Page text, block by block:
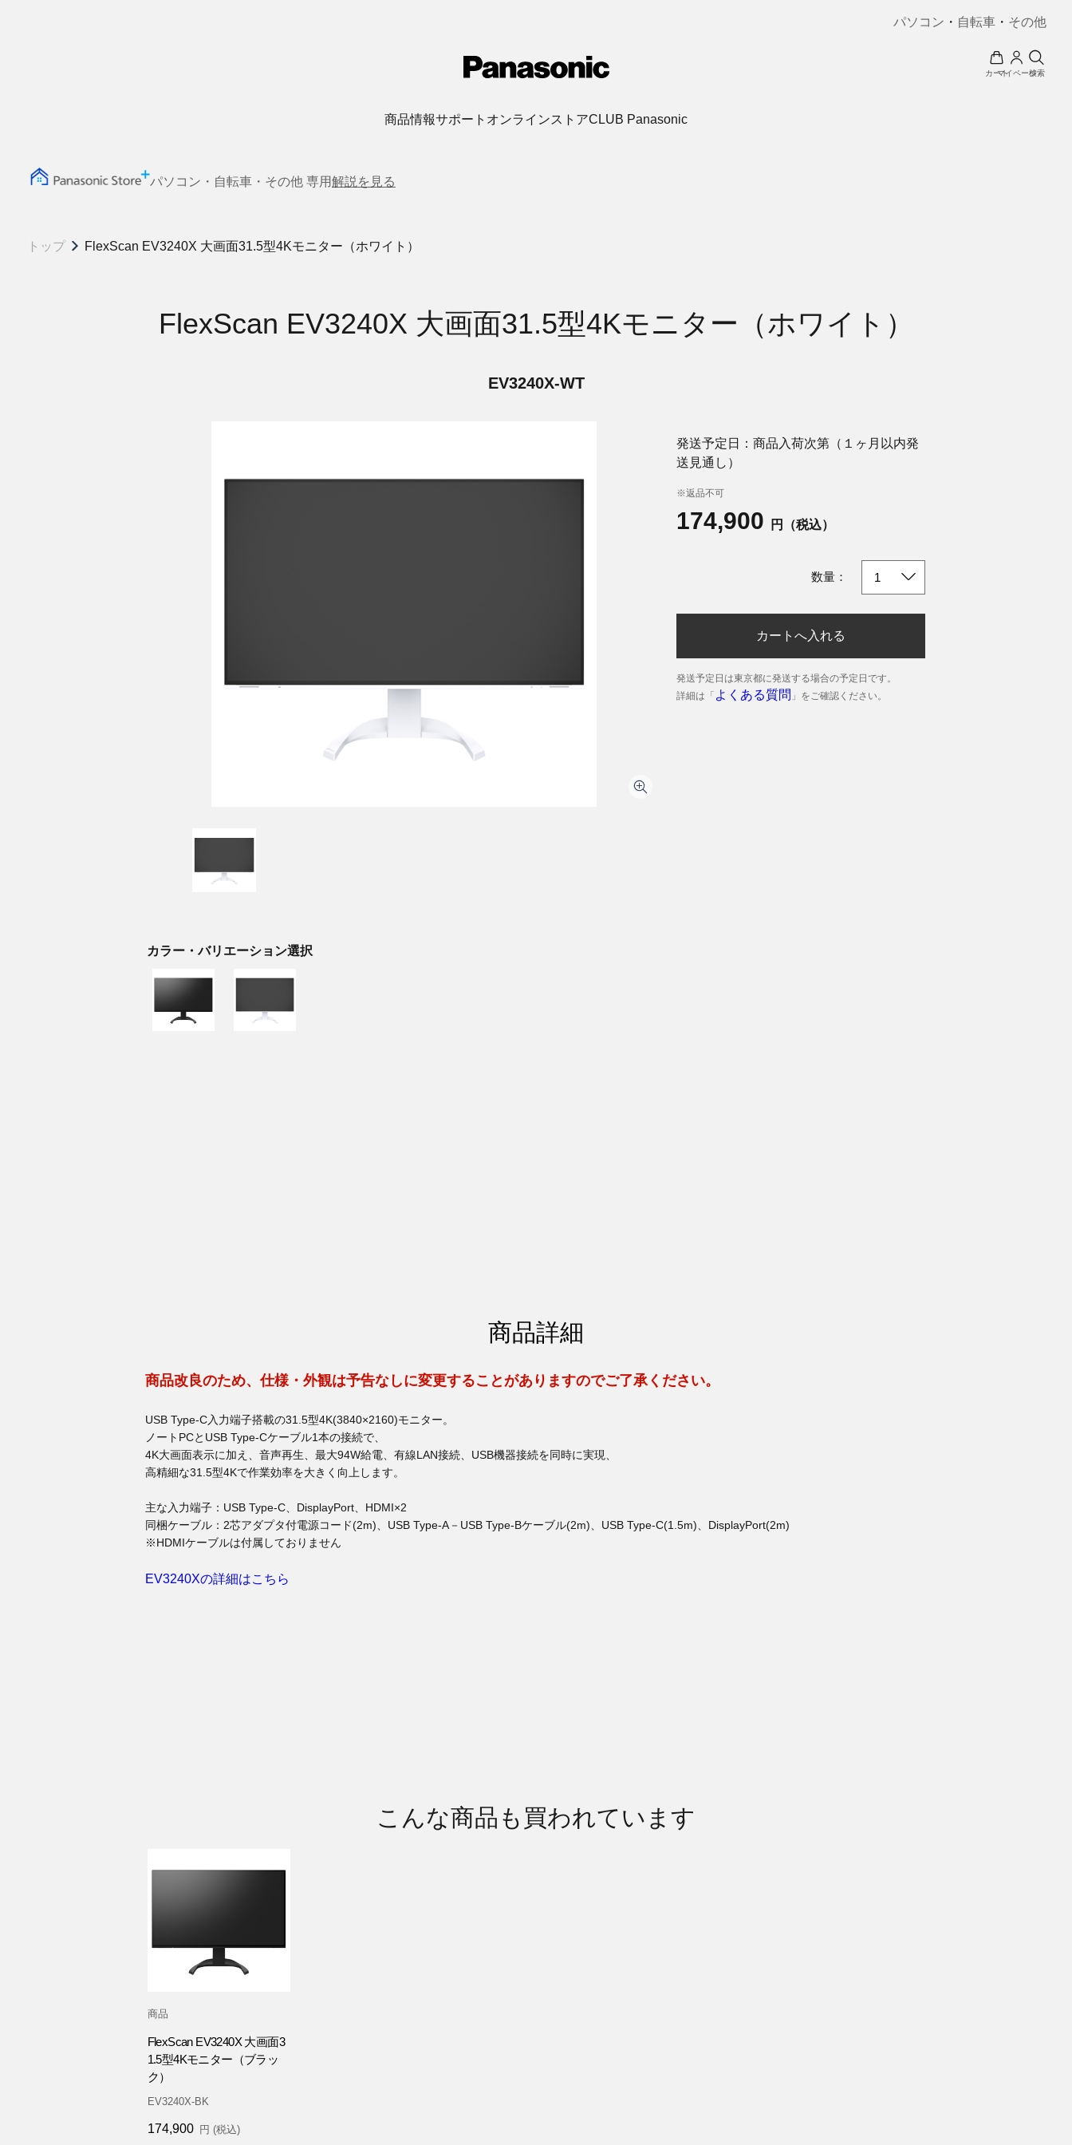
パソコン ・ 自転車 ・ その他
カートマイページ検索
商品情報サポート オンラインストアCLUB Panasonic
パソコン・自転車・その他 専用解説を見る
トップ FlexScan EV3240X 大画面31.5型4Kモニター（ホワイト）
FlexScan EV3240X 大画面31.5型4Kモニター（ホワイト）
EV3240X-WT
カラー・バリエーション選択
発送予定日：商品入荷次第（１ヶ月以内発
送見通し）
※返品不可
174,900 円（税込）
数量：
カートへ入れる
発送予定日は東京都に発送する場合の予定日です。
詳細は「 よくある質問 」をご確認ください。
商品詳細
商品改良のため、仕様・外観は予告なしに変更することがありますのでご了承ください。
USB Type-C入力端子搭載の31.5型4K(3840×2160)モニター。
ノートPCとUSB Type-Cケーブル1本の接続で、
4K大画面表示に加え、音声再生、最大94W給電、有線LAN接続、USB機器接続を同時に実現、
高精細な31.5型4Kで作業効率を大きく向上します。
主な入力端子：USB Type-C、DisplayPort、HDMI×2
同梱ケーブル：2芯アダプタ付電源コード(2m)、USB Type-A－USB Type-Bケーブル(2m)、USB Type-C(1.5m)、DisplayPort(2m)
※HDMIケーブルは付属しておりません
EV3240Xの詳細はこちら
こんな商品も買われています
商品
FlexScan EV3240X 大画面3
1.5型4Kモニター（ブラッ
ク）
EV3240X-BK
174,900 円 (税込)